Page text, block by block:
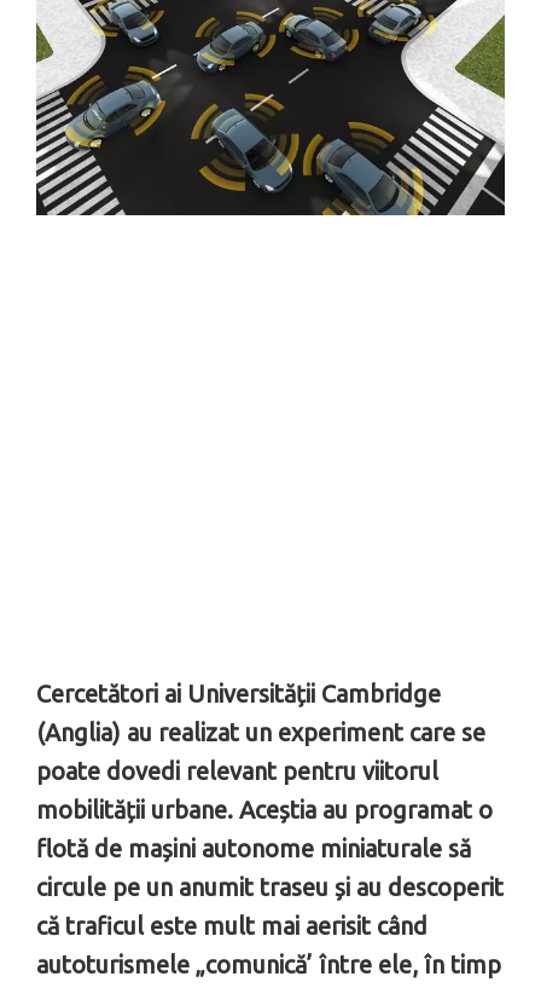
Cercetători ai Universității Cambridge
(Anglia) au realizat un experiment care se
poate dovedi relevant pentru viitorul
mobilității urbane. Aceștia au programat o
flotă de mașini autonome miniaturale să
circule pe un anumit traseu și au descoperit
că traficul este mult mai aerisit când
autoturismele „comunică’ între ele, în timp